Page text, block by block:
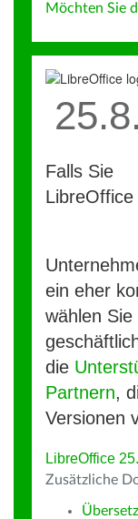
Möchten Sie
Falls Sie
LibreOffice
ein eher
wählen
die
Partnern,
Versionen
LibreOffice
Zusätzliche